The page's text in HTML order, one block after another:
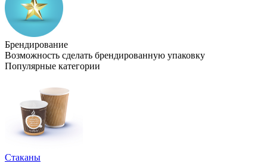
Брендирование
Возможность сделать брендированную упаковку
Популярные категории
Стаканы